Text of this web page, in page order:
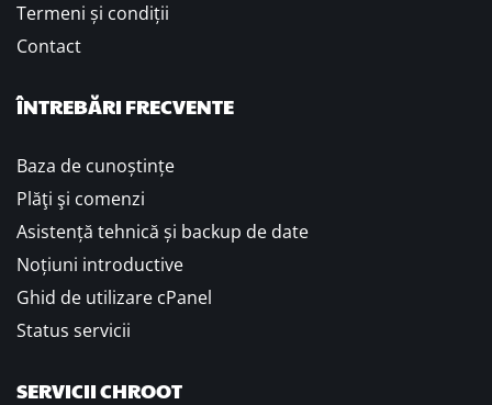
Termeni și condiții
Contact
ÎNTREBĂRI FRECVENTE
Baza de cunoștințe
Plăţi şi comenzi
Asistență tehnică și backup de date
Noțiuni introductive
Ghid de utilizare cPanel
Status servicii
SERVICII CHROOT